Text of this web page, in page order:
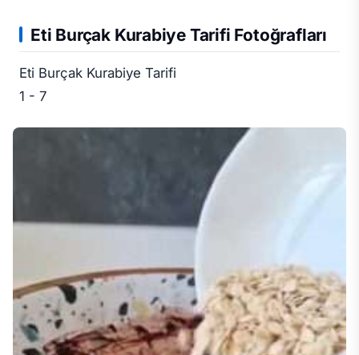
Eti Burçak Kurabiye Tarifi Fotoğrafları
Eti Burçak Kurabiye Tarifi
1 - 7